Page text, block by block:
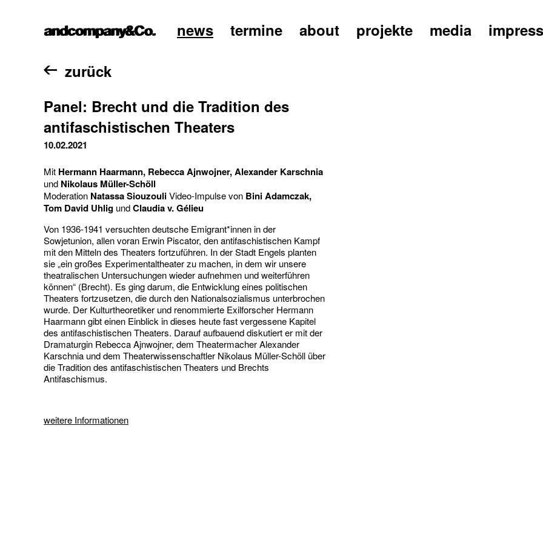
home news termine about projekte media
zurück
Panel: Brecht und die Tradition des
antifaschistischen Theaters
10.02.2021
Mit Hermann Haarmann, Rebecca Ajnwojner, Alexander Karschnia
und Nikolaus Müller-Schöll
Moderation Natassa SiouzouliVideo-Impulse von Bini Adamczak,
Tom David Uhlig undClaudia v. Gélieu
Von 1936-1941 versuchten deutsche Emigrant*innen in der
Sowjetunion, allen voran Erwin Piscator, den antifaschistischen Kampf
mit den Mitteln des Theaters fortzuführen. In der Stadt Engels planten
sie „ein großes Experimentaltheater zu machen, in dem wir unsere
theatralischen Untersuchungen wieder aufnehmen und weiterführen
können“ (Brecht). Es ging darum, die Entwicklung eines politischen
Theaters fortzusetzen, die durch den Nationalsozialismus unterbrochen
wurde. Der Kulturtheoretiker und renommierte Exilforscher Hermann
Haarmann gibt einen Einblick in dieses heute fast vergessene Kapitel
des antifaschistischen Theaters. Darauf aufbauend diskutiert er mit der
Dramaturgin Rebecca Ajnwojner, dem Theatermacher Alexander
Karschnia und dem Theaterwissenschaftler Nikolaus Müller-Schöll über
die Tradition des antifaschistischen Theaters und Brechts
Antifaschismus.
weitere Informationen